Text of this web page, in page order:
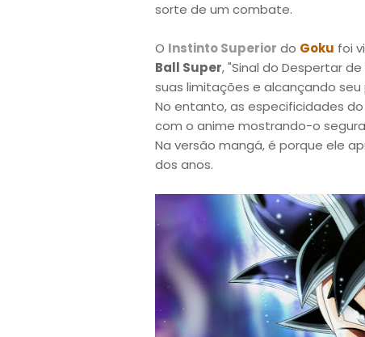
sorte de um combate.
O Instinto Superior do Goku foi
Ball Super, "Sinal do Despertar de
suas limitações e alcançando
No entanto, as especificidades
com o anime mostrando-o
Na versão mangá, é porque ele
dos anos.